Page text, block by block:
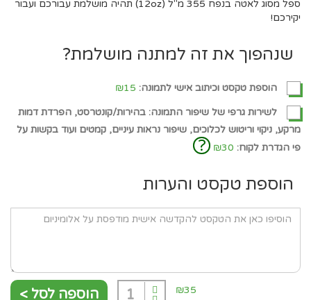
ספל מסוג לאטה בנפח 355 מ"ל (12oz) תהיה מושלמת עבורכם ועבור
יקירכם!
שנהפוך את זה למתנה מושלמת?
הוספת טקסט וכיתוב אישי לתמונה: ₪15
לשירות גרפי של שיפור התמונה: בהירות/קונטרסט, הפרדת דמות
מרקע, ניקוי וריטוש לכלוכים, שיפור נראות עיניים, קמטים ועוד בקשות על
פי הגדרת לקוח: ₪30
?
הוספת טקסט והערות
₪35
1 הוספה לסל >